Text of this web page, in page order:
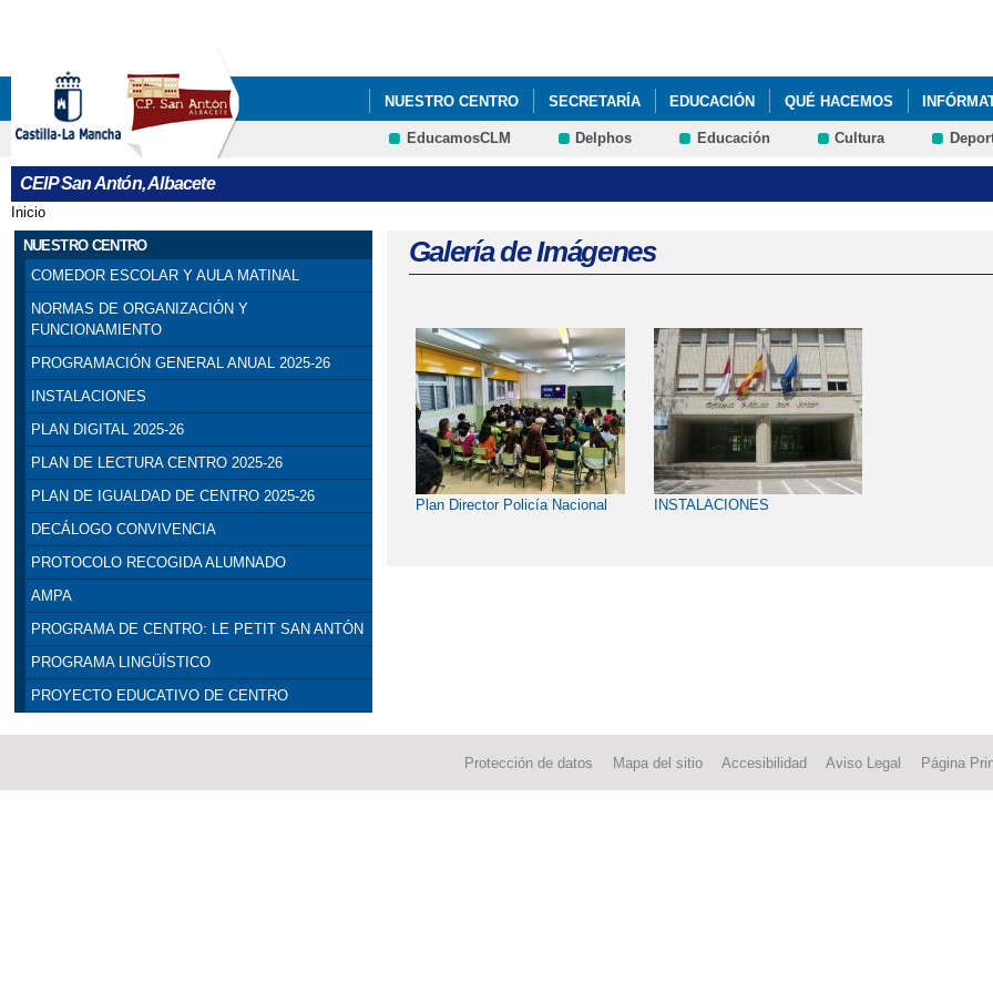
NUESTRO CENTRO SECRETARÍA EDUCACIÓN QUÉ HACEMOS
BIENVENUS À L´ÉCOLE PUBLIQUE SAN ANTÓN
EducamosCLM Delphos Educación Cultura
CEIP San Antón, Albacete
Se encuentra usted aquí
Inicio
NUESTRO CENTRO
COMEDOR ESCOLAR Y AULA MATINAL
NORMAS DE ORGANIZACIÓN Y
FUNCIONAMIENTO
PROGRAMACIÓN GENERAL ANUAL 2025-26
INSTALACIONES
PLAN DIGITAL 2025-26
PLAN DE LECTURA CENTRO 2025-26
PLAN DE IGUALDAD DE CENTRO 2025-26
DECÁLOGO CONVIVENCIA
PROTOCOLO RECOGIDA ALUMNADO
AMPA
PROGRAMA DE CENTRO: LE PETIT SAN ANTÓN
PROGRAMA LINGÜÍSTICO
PROYECTO EDUCATIVO DE CENTRO
Galería de Imágenes
Plan Director Policía Nacional INSTALACIONES
Protección de datos Mapa del sitio Accesibilidad Aviso Legal Página